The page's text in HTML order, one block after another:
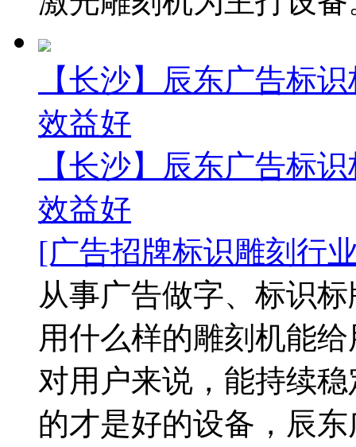
【长沙】辰东广告标
效益好
【长沙】辰东广告标
效益好
[广告招牌标识雕刻行
从事广告做字、标识
用什么样的雕刻机能
对用户来说，能持续
的才是好的设备，辰